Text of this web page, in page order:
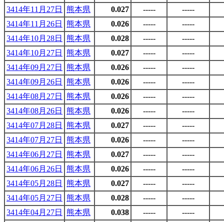
3414年11月27日
熊本県 0.027 -----
-----
3414年11月26日
熊本県 0.026 -----
-----
3414年10月28日
熊本県 0.028 -----
-----
3414年10月27日
熊本県 0.027 -----
-----
3414年09月27日
熊本県 0.026 -----
-----
3414年09月26日
熊本県 0.026 -----
-----
3414年08月27日
熊本県 0.026 -----
-----
3414年08月26日
熊本県 0.026 -----
-----
3414年07月28日
熊本県 0.027 -----
-----
3414年07月27日
熊本県 0.026 -----
-----
3414年06月27日
熊本県 0.027 -----
-----
3414年06月26日
熊本県 0.026 -----
-----
3414年05月28日
熊本県 0.027 -----
-----
3414年05月27日
熊本県 0.028 -----
-----
3414年04月27日
熊本県 0.038 -----
-----